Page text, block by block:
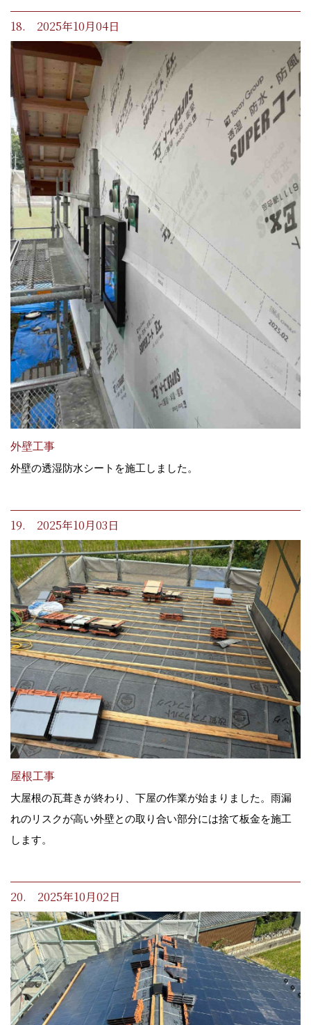
18. 2025年10月04日
外壁工事
外壁の透湿防水シートを施工しました。
19. 2025年10月03日
屋根工事
大屋根の瓦葺きが終わり、下屋の作業が始まりました。雨漏
れのリスクが高い外壁との取り合い部分には捨て板金を施工
します。
20. 2025年10月02日